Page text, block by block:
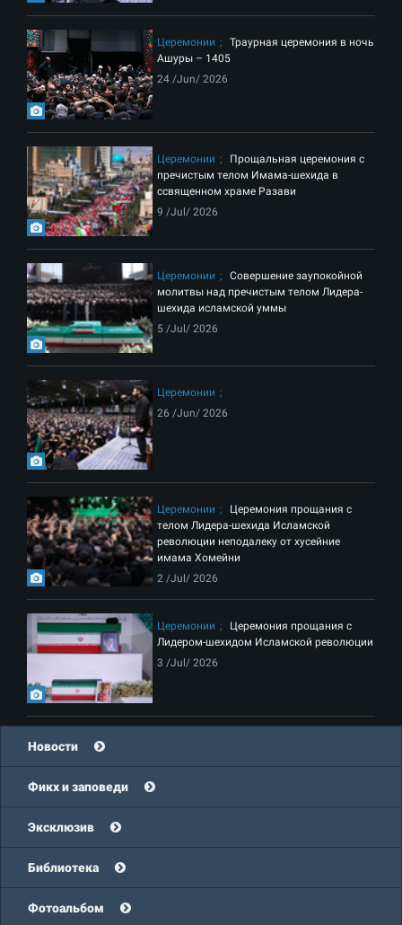
Церемонии
Траурная церемония в ночь
Ашуры – 1405
24 /Jun/ 2026
Церемонии
Прощальная церемония с
пречистым телом Имама-шехида в
ссвященном храме Разави
9 /Jul/ 2026
Церемонии
Совершение заупокойной
молитвы над пречистым телом Лидера-
шехида исламской уммы
5 /Jul/ 2026
Церемонии
26 /Jun/ 2026
Церемонии
Церемония прощания с
телом Лидера-шехида Исламской
революции неподалеку от хусейние
имама Хомейни
2 /Jul/ 2026
Церемонии
Церемония прощания с
Лидером-шехидом Исламской революции
3 /Jul/ 2026
Новости
Фикх и заповеди
Эксклюзив
Библиотека
Фотоальбом